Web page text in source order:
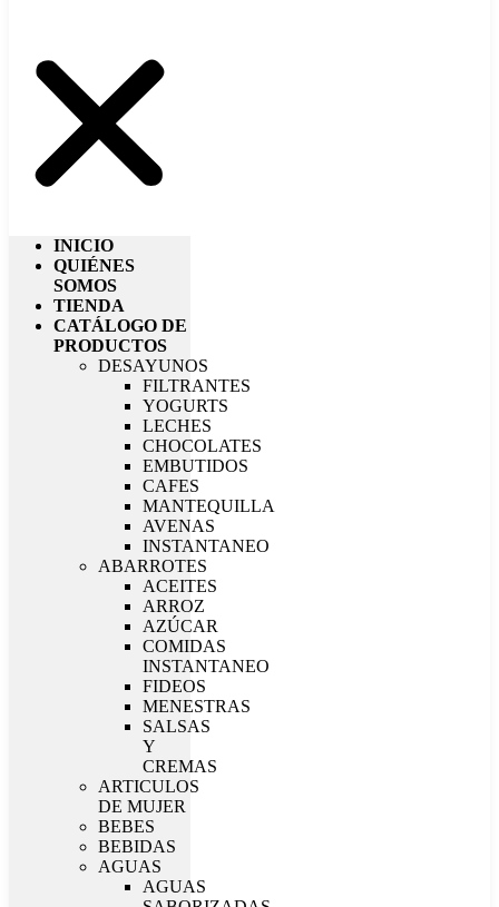
INICIO
QUIÉNES
SOMOS
TIENDA
CATÁLOGO DE
PRODUCTOS
DESAYUNOS
FILTRANTES
YOGURTS
LECHES
CHOCOLATES
EMBUTIDOS
CAFES
MANTEQUILLA
AVENAS
INSTANTANEO
ABARROTES
ACEITES
ARROZ
AZÚCAR
COMIDAS
INSTANTANEO
FIDEOS
MENESTRAS
SALSAS
Y
CREMAS
ARTICULOS
DE MUJER
BEBES
BEBIDAS
AGUAS
AGUAS